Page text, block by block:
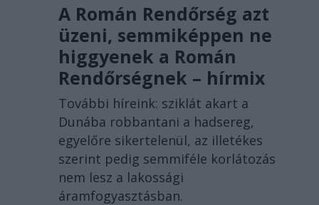
A Román Rendőrség azt
üzeni, semmiképpen ne
higgyenek a Román
Rendőrségnek – hírmix
További híreink: sziklát akart a
Dunába robbantani a hadsereg,
egyelőre sikertelenül, az illetékes
szerint pedig semmiféle korlátozás
nem lesz a lakossági
áramfogyasztásban.